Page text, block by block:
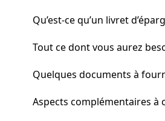
Qu’est-ce qu’un livret
Tout ce dont vous aurez
Quelques documents à
Aspects complémentaires à